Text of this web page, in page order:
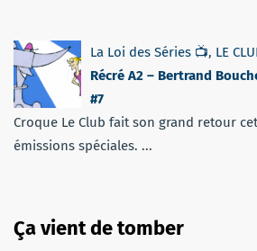
La Loi des Séries 📺, LE
Récré A2 – Bertrand
#7
Croque Le Club fait son grand retour
émissions spéciales. ...
Ça vient de tomber